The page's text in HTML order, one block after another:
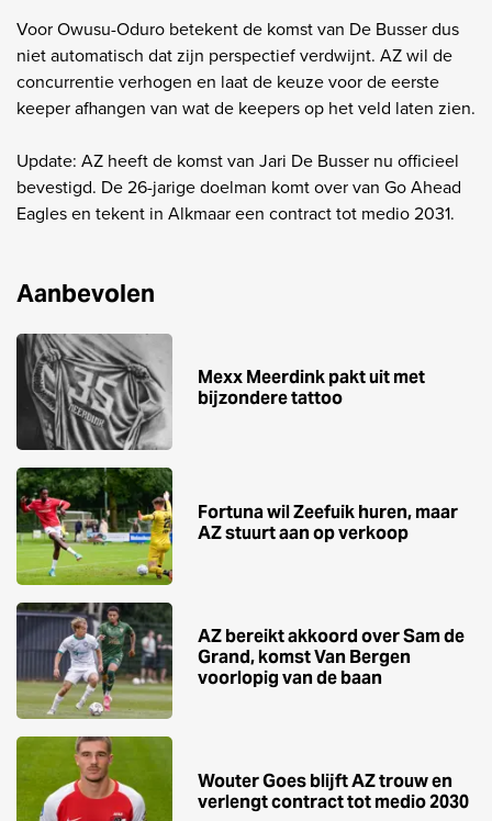
Voor Owusu-Oduro betekent de komst van De Busser dus
niet automatisch dat zijn perspectief verdwijnt. AZ wil de
concurrentie verhogen en laat de keuze voor de eerste
keeper afhangen van wat de keepers op het veld laten zien.
Update: AZ heeft de komst van Jari De Busser nu officieel
bevestigd. De 26-jarige doelman komt over van Go Ahead
Eagles en tekent in Alkmaar een contract tot medio 2031.
Aanbevolen
Mexx Meerdink pakt uit met
bijzondere tattoo
Fortuna wil Zeefuik huren, maar
AZ stuurt aan op verkoop
AZ bereikt akkoord over Sam de
Grand, komst Van Bergen
voorlopig van de baan
Wouter Goes blijft AZ trouw en
verlengt contract tot medio 2030